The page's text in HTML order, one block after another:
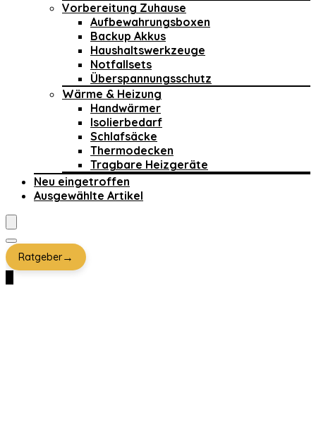
Vorbereitung Zuhause
Aufbewahrungsboxen
Backup Akkus
Haushaltswerkzeuge
Notfallsets
Überspannungsschutz
Wärme & Heizung
Handwärmer
Isolierbedarf
Schlafsäcke
Thermodecken
Tragbare Heizgeräte
Neu eingetroffen
Ausgewählte Artikel
Ratgeber→